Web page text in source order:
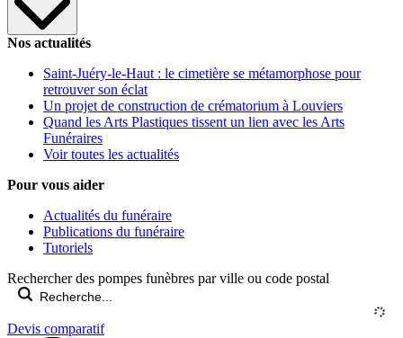
Nos actualités
Saint-Juéry-le-Haut : le cimetière se métamorphose pour
retrouver son éclat
Un projet de construction de crématorium à Louviers
Quand les Arts Plastiques tissent un lien avec les Arts
Funéraires
Voir toutes les actualités
Pour vous aider
Actualités du funéraire
Publications du funéraire
Tutoriels
Rechercher des pompes funèbres par ville ou code postal
Devis comparatif